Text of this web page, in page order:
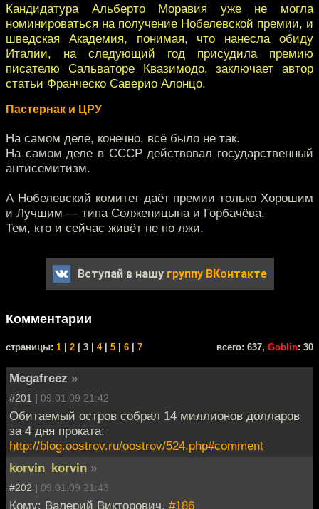
Кандидатура Альберто Моравия уже не могла
номинироваться на получение Нобелевской премии, и
шведская Академия, понимая, что нанесла обиду
Италии, на следующий год присудила премию
писателю Сальваторе Квазимодо, заключает автор
статьи Франческо Саверио Алонцо.
Пастернак и ЦРУ
На самом деле, конечно, всё было не так.
На самом деле в СССР действовал государственный
антисемитизм.
А Нобелевский комитет даёт премии только Хорошим
и Лучшим — типа Солженицына и Горбачёва.
Тем, кто и сейчас живёт не по лжи.
Вступай в нашу группу ВКонтакте
Комментарии
cтраницы: 1 2 | 3 | 4| 5 6 7 всего: 637, Goblin: 30
Megafreez »
#201 | 09.01.09 21:42
Обитаемый остров собрал 14 миллионов долларов
за 4 дня проката:
http://blog.oostrov.ru/oostrov/524.php#comment
korvin_korvin »
#202 | 09.01.09 21:43
Кому: Валерий Викторович, #186